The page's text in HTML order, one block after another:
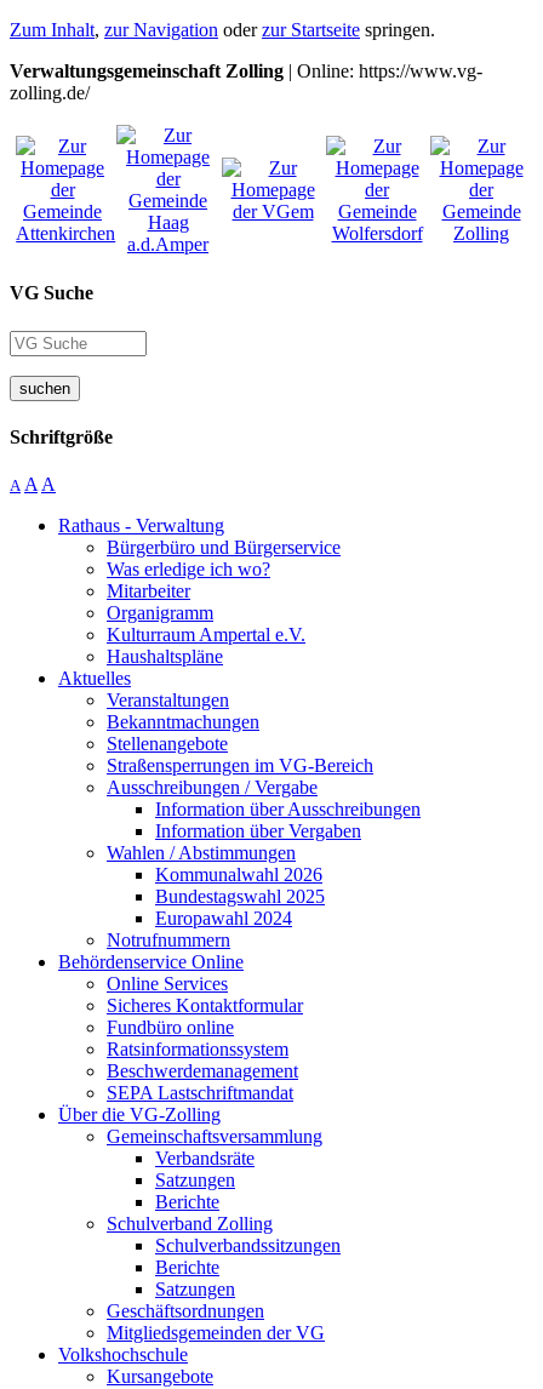
Zum Inhalt, zur Navigation oderzur Startseite springen.
Verwaltungsgemeinschaft Zolling | Online: https://www.vg-
zolling.de/
VG Suche
suchen
Schriftgröße
A A A
Rathaus - Verwaltung
Bürgerbüro und Bürgerservice
Was erledige ich wo?
Mitarbeiter
Organigramm
Kulturraum Ampertal e.V.
Haushaltspläne
Aktuelles
Veranstaltungen
Bekanntmachungen
Stellenangebote
Straßensperrungen im VG-Bereich
Ausschreibungen / Vergabe
Information über Ausschreibungen
Information über Vergaben
Wahlen / Abstimmungen
Kommunalwahl 2026
Bundestagswahl 2025
Europawahl 2024
Notrufnummern
Behördenservice Online
Online Services
Sicheres Kontaktformular
Fundbüro online
Ratsinformationssystem
Beschwerdemanagement
SEPA Lastschriftmandat
Über die VG-Zolling
Gemeinschaftsversammlung
Verbandsräte
Satzungen
Berichte
Schulverband Zolling
Schulverbandssitzungen
Berichte
Satzungen
Geschäftsordnungen
Mitgliedsgemeinden der VG
Volkshochschule
Kursangebote